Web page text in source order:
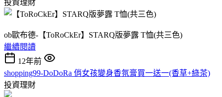
投資理財
ob歐布德-【ToRoCkEr】STARQ版夢露 T恤(共三色)
繼續閱讀
12年前
shopping99-DoDoRa 俏女孩變身香氛膏買一送一(香草+綠茶)
投資理財